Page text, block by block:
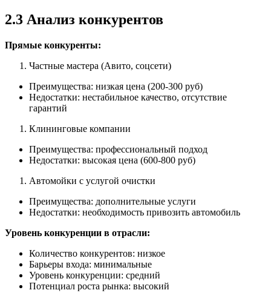
2.3 Анализ конкурентов
Прямые конкуренты:
Частные мастера (Авито, соцсети)
Преимущества: низкая цена (200-300 руб)
Недостатки: нестабильное качество, отсутствие
гарантий
Клининговые компании
Преимущества: профессиональный подход
Недостатки: высокая цена (600-800 руб)
Автомойки с услугой очистки
Преимущества: дополнительные услуги
Недостатки: необходимость привозить автомобиль
Уровень конкуренции в отрасли:
Количество конкурентов: низкое
Барьеры входа: минимальные
Уровень конкуренции: средний
Потенциал роста рынка: высокий